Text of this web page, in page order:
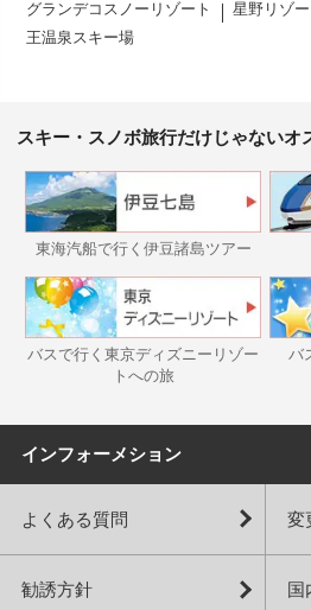
グランデコスノーリゾート 星野リゾ
王温泉スキー場
スキー・スノボ旅行だけじゃないオ
東海汽船で行く伊豆諸島ツアー
バスで行く東京ディズニーリゾー
トへの旅
バ
インフォーメション
よくある質問 変
勧誘方針 国